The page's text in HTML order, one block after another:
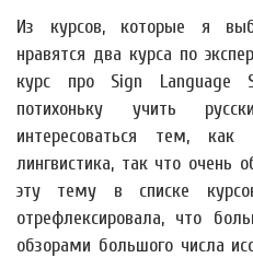
Из курсов, которые я
нравятся два курса по
курс про Sign Language
потихоньку учить
интересоваться тем,
лингвистика, так что очень
эту тему в списке
отрефлексировала, что
обзорами большого числа